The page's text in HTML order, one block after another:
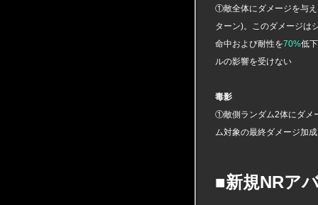
①敵全体にダメージを与
ターン)。このダメージは
命中および耐性を70%低
ルの影響を受けない
毒影
①敵側ランダム2体にダメ
ム対象の最終ダメージ加成
■新規NRア